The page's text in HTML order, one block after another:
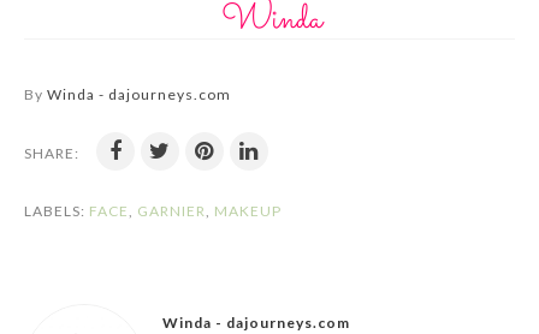
By Winda - dajourneys.com
SHARE:
LABELS: FACE, GARNIER, MAKEUP
Winda - dajourneys.com